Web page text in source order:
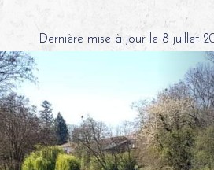
Dernière mise à jour le 8 juillet